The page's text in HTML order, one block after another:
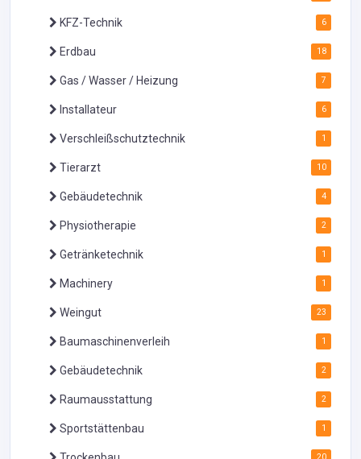
KFZ-Technik 6
Erdbau 18
Gas / Wasser / Heizung 7
Installateur 6
Verschleißschutztechnik 1
Tierarzt 10
Gebäudetechnik 4
Physiotherapie 2
Getränketechnik 1
Machinery 1
Weingut 23
Baumaschinenverleih 1
Gebäudetechnik 2
Raumausstattung 2
Sportstättenbau 1